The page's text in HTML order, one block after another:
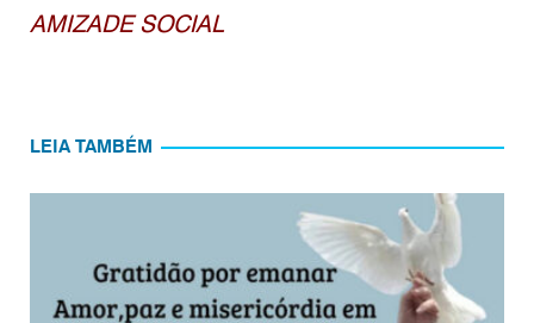
AMIZADE SOCIAL
LEIA TAMBÉM